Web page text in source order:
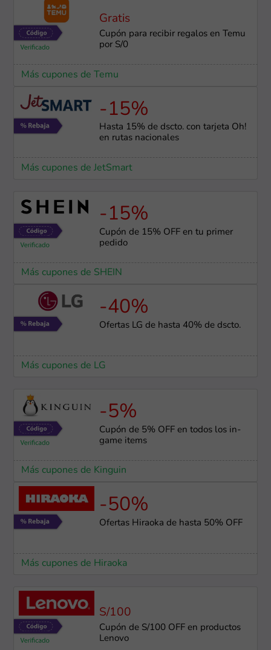
Gratis
Cupón para recibir regalos en Temu
por S/0
Más cupones de Temu
-15%
Hasta 15% de dscto. con tarjeta Oh!
en rutas nacionales
Más cupones de JetSmart
-15%
Cupón de 15% OFF en tu primer
pedido
Más cupones de SHEIN
-40%
Ofertas LG de hasta 40% de dscto.
Más cupones de LG
-5%
Cupón de 5% OFF en todos los in-
game items
Más cupones de Kinguin
-50%
Ofertas Hiraoka de hasta 50% OFF
Más cupones de Hiraoka
S/100
Cupón de S/100 OFF en productos
Lenovo